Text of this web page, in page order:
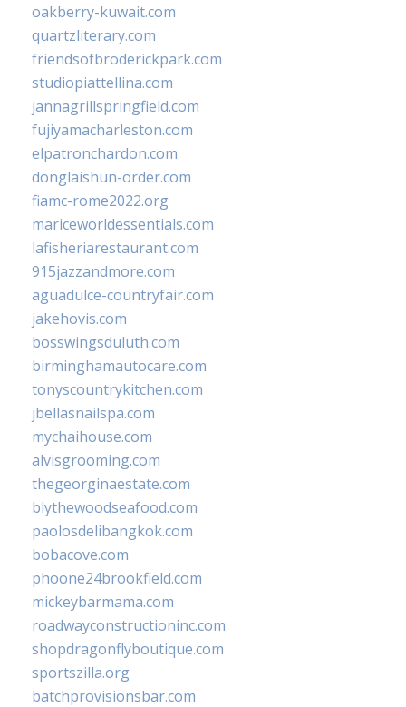
oakberry-kuwait.com
quartzliterary.com
friendsofbroderickpark.com
studiopiattellina.com
jannagrillspringfield.com
fujiyamacharleston.com
elpatronchardon.com
donglaishun-order.com
fiamc-rome2022.org
mariceworldessentials.com
lafisheriarestaurant.com
915jazzandmore.com
aguadulce-countryfair.com
jakehovis.com
bosswingsduluth.com
birminghamautocare.com
tonyscountrykitchen.com
jbellasnailspa.com
mychaihouse.com
alvisgrooming.com
thegeorginaestate.com
blythewoodseafood.com
paolosdelibangkok.com
bobacove.com
phoone24brookfield.com
mickeybarmama.com
roadwayconstructioninc.com
shopdragonflyboutique.com
sportszilla.org
batchprovisionsbar.com